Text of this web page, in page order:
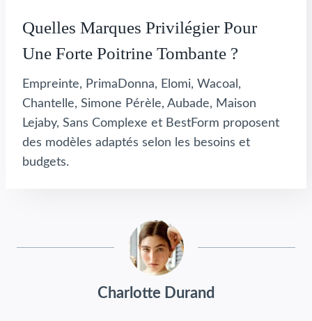
Quelles Marques Privilégier Pour
Une Forte Poitrine Tombante ?
Empreinte, PrimaDonna, Elomi, Wacoal,
Chantelle, Simone Pérèle, Aubade, Maison
Lejaby, Sans Complexe et BestForm proposent
des modèles adaptés selon les besoins et
budgets.
Charlotte Durand